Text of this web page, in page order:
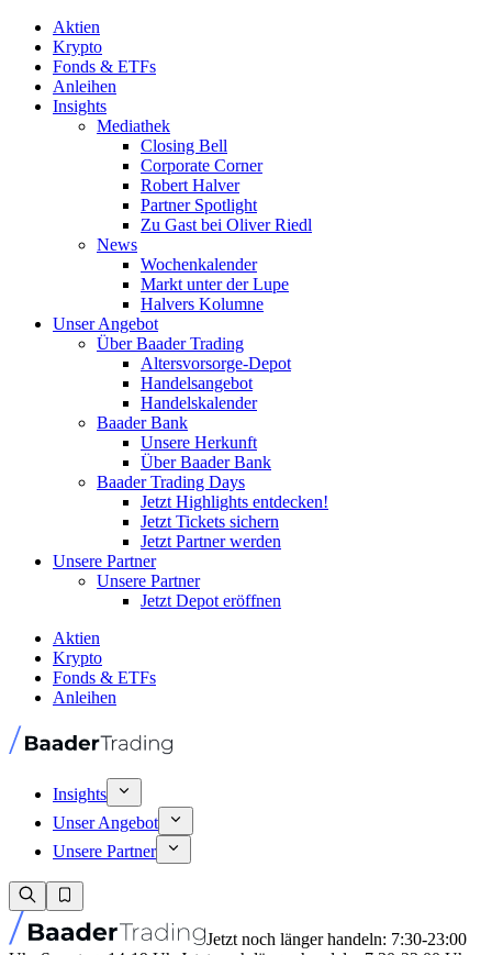
Aktien
Krypto
Fonds & ETFs
Anleihen
Insights
Mediathek
Closing Bell
Corporate Corner
Robert Halver
Partner Spotlight
Zu Gast bei Oliver Riedl
News
Wochenkalender
Markt unter der Lupe
Halvers Kolumne
Unser Angebot
Über Baader Trading
Altersvorsorge-Depot
Handelsangebot
Handelskalender
Baader Bank
Unsere Herkunft
Über Baader Bank
Baader Trading Days
Jetzt Highlights entdecken!
Jetzt Tickets sichern
Jetzt Partner werden
Unsere Partner
Unsere Partner
Jetzt Depot eröffnen
Aktien
Krypto
Fonds & ETFs
Anleihen
Insights
Unser Angebot
Unsere Partner
Jetzt noch länger handeln: 7:30-23:00